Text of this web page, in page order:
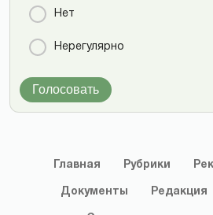
Нет
Нерегулярно
Голосовать
Главная Рубрики
Документы Редакция